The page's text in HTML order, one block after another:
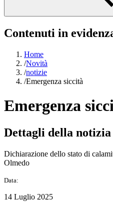
Contenuti in
Home
/Novità
/notizie
/Emergenza siccità
Emergenza
Dettagli della notizia
Dichiarazione dello stato di
Olmedo
Data:
14 Luglio 2025